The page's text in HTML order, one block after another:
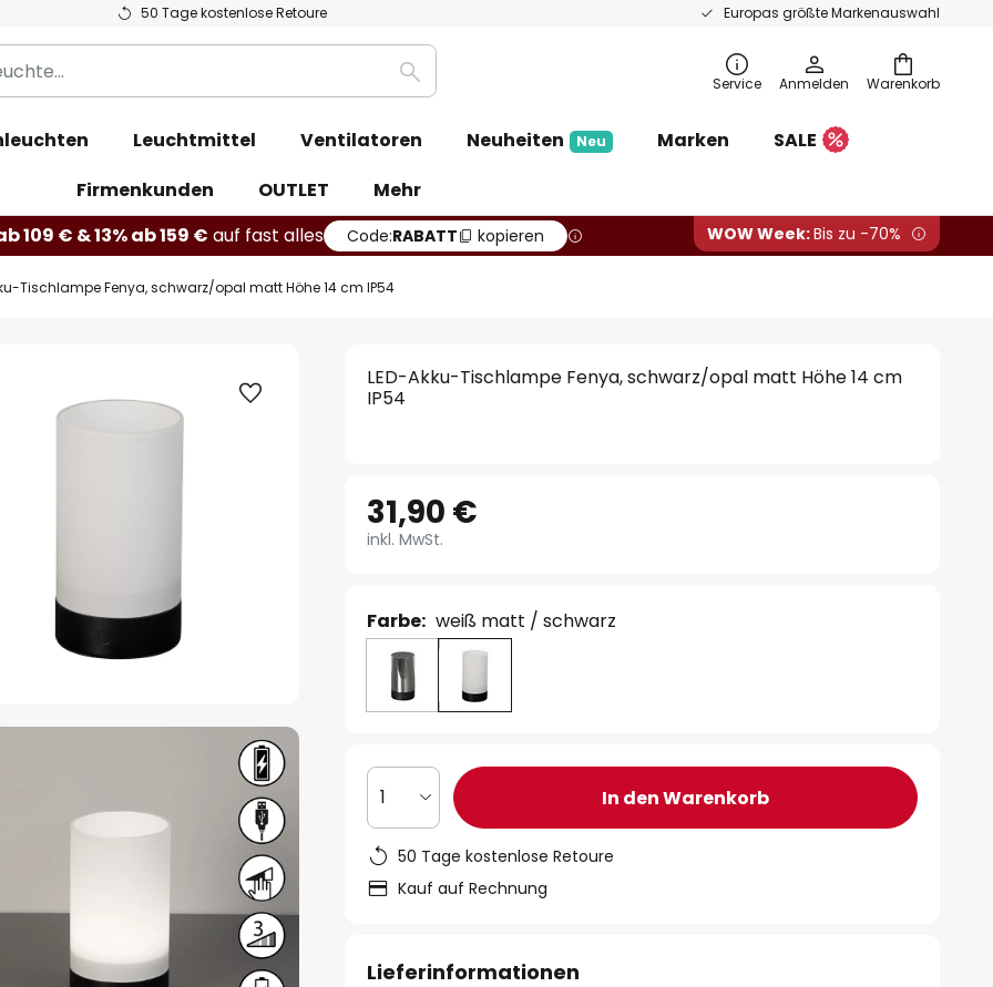
50 Tage kostenlose Retoure Europas größte Markenauswahl
Warenkorb
Suche Service Anmelden
Leuchtmittel Ventilatoren Neuheiten Neu Marken
SALE
Firmenkunden
OUTLET
Mehr
109 € & 13% ab 159 € auf fast alles Code:RABATT kopieren WOW Week:Bis zu -70%
Tischlampe Fenya, schwarz/opal matt Höhe 14 cm IP54
LED-Akku-Tischlampe Fenya, schwarz/opal matt Höhe 14 cm
IP54
31,90 €
inkl. MwSt.
Farbe: weiß matt / schwarz
1 In den Warenkorb
50 Tage kostenlose Retoure
Kauf auf Rechnung
Lieferinformationen